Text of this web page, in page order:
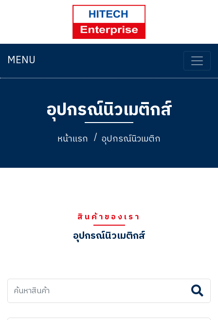
MENU
อุปกรณ์นิวเมติกส์
หน้าแรก อุปกรณ์นิวเมติก
สินค้าของเรา
อุปกรณ์นิวเมติกส์